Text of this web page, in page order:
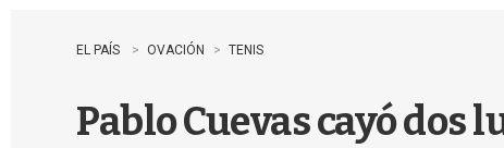
EL PAÍS OVACIÓN TENIS
Pablo Cuevas cayó dos